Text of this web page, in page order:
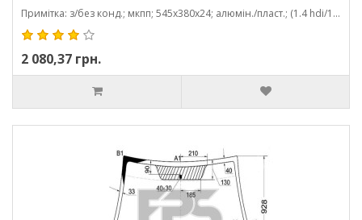
Примітка: з/без конд.; мкпп; 545x380x24; алюмін./пласт.; (1.4 hdi/1.6 hdi/1.1/1.4/1.6/1.2/1.5 hdi/1.5 d/1.6 d/1.0); паяний
2 080,37 грн.